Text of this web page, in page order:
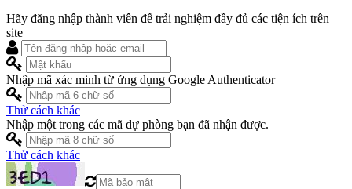
Hãy đăng nhập thành viên để trải nghiệm đầy đủ các tiện ích trên
site
Nhập mã xác minh từ ứng dụng Google Authenticator
Thử cách khác
Nhập một trong các mã dự phòng bạn đã nhận được.
Thử cách khác